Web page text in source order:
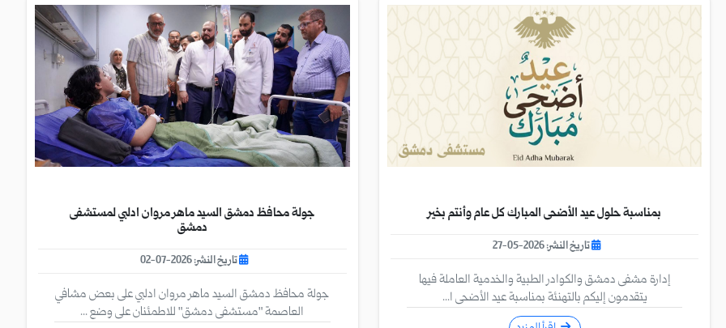
بمناسبة حلول عيد الأضحى المبارك كل عام وأنتم بخير
تاريخ النشر: 2026-05-27
إدارة مشفى دمشق والكوادر الطبية والخدمية العاملة فيها
يتقدمون إليكم بالتهنئة بمناسبة عيد الأضحى ا...
جولة محافظ دمشق السيد ماهر مروان ادلبي لمستشفى
دمشق
تاريخ النشر: 2026-07-02
جولة محافظ دمشق السيد ماهر مروان ادلبي على بعض مشافي
العاصمة "مستشفى دمشق" للاطمئنان على وضع ...